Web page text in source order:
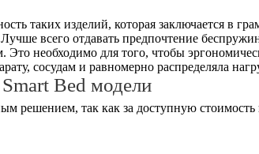
таких изделий, которая заключается в
всего отдавать предпочтение
необходимо для того, чтобы
сосудам и равномерно распределяла
Bed модели
решением, так как за доступную